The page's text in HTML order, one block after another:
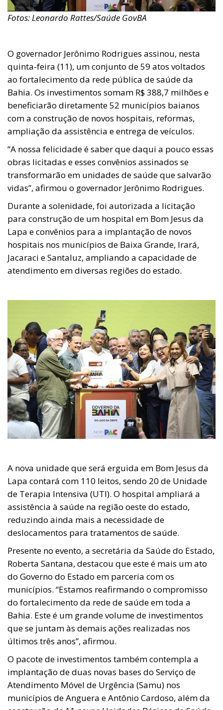
Fotos: Leonardo Rattes/Saúde GovBA
O governador Jerônimo Rodrigues assinou, nesta
quinta-feira (11), um conjunto de 59 atos voltados
ao fortalecimento da rede pública de saúde da
Bahia. Os investimentos somam R$ 388,7 milhões e
beneficiarão diretamente 52 municípios baianos
com a construção de novos hospitais, reformas,
ampliação da assistência e entrega de veículos.
“A nossa felicidade é saber que daqui a pouco essas
obras licitadas e esses convênios assinados se
transformarão em unidades de saúde que salvarão
vidas”, afirmou o governador Jerônimo Rodrigues.
Durante a solenidade, foi autorizada a licitação
para construção de um hospital em Bom Jesus da
Lapa e convênios para a implantação de novos
hospitais nos municípios de Baixa Grande, Irará,
Jacaraci e Santaluz, ampliando a capacidade de
atendimento em diversas regiões do estado.
A nova unidade que será erguida em Bom Jesus da
Lapa contará com 110 leitos, sendo 20 de Unidade
de Terapia Intensiva (UTI). O hospital ampliará a
assistência à saúde na região oeste do estado,
reduzindo ainda mais a necessidade de
deslocamentos para tratamentos de saúde.
Presente no evento, a secretária da Saúde do Estado,
Roberta Santana, destacou que este é mais um ato
do Governo do Estado em parceria com os
municípios. “Estamos reafirmando o compromisso
do fortalecimento da rede de saúde em toda a
Bahia. Este é um grande volume de investimentos
que se juntam às demais ações realizadas nos
últimos três anos”, afirmou.
O pacote de investimentos também contempla a
implantação de duas novas bases do Serviço de
Atendimento Móvel de Urgência (Samu) nos
municípios de Anguera e Antônio Cardoso, além da